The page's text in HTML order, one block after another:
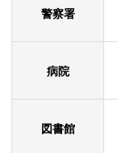
警察署
病院
図書館